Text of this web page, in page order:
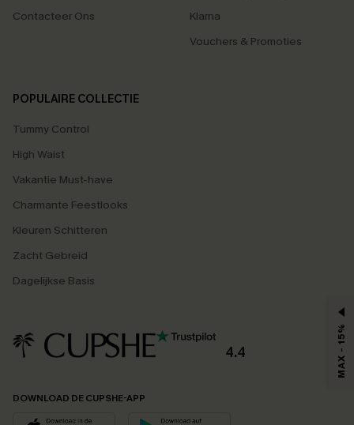
Contacteer Ons
Klarna
Vouchers & Promoties
POPULAIRE COLLECTIE
Tummy Control
High Waist
Vakantie Must-have
Charmante Feestlooks
Kleuren Schitteren
Zacht Gebreid
Dagelijkse Basis
4.4
DOWNLOAD DE CUPSHE-APP
MAX - 15%